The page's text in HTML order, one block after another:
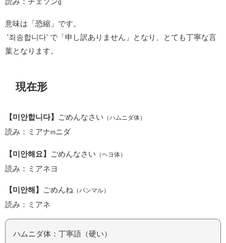
g
意味は「恐縮」です。
'죄송합니다' で「申し訳ありません」となり、とても丁寧な言
葉となります。
現在形
【미안합니다】 ごめんなさい （ハムニダ体）
読み：ミアナmニダ
【미안해요】 ごめんなさい （ヘヨ体）
読み：ミアネヨ
【미안해】 ごめんね （パンマル）
読み：ミアネ
ハムニダ体：丁寧語（硬い）